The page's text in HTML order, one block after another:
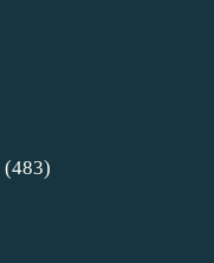
(483)